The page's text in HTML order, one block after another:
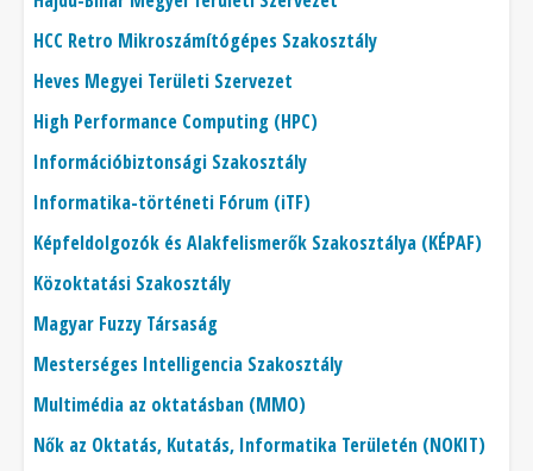
HCC Retro Mikroszámítógépes Szakosztály
Heves Megyei Területi Szervezet
High Performance Computing (HPC)
Információbiztonsági Szakosztály
Informatika-történeti Fórum (iTF)
Képfeldolgozók és Alakfelismerők Szakosztálya (KÉPAF)
Közoktatási Szakosztály
Magyar Fuzzy Társaság
Mesterséges Intelligencia Szakosztály
Multimédia az oktatásban (MMO)
Nők az Oktatás, Kutatás, Informatika Területén (NOKIT)